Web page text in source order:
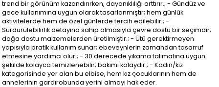
trend bir görünüm kazandırırken, dayanıklılığı arttırır.; - Gündüz ve
gece kullanımına uygun olarak tasarlanmıştır; hem günlük
aktivitelerde hem de özel günlerde tercih edilebilir.; -
Sürdürülebilirlik detayına sahip olmasıyla çevre dostu bir seçimdir;
doğa dostu malzemelerden üretilmiştir.; - Ütü gerektirmeyen
yapısıyla pratik kullanım sunar; ebeveynlerin zamandan tasarruf
etmesine yardımcı olur.; - 30 derecede yıkama talimatına uygun
şekilde kolayca temizlenebilir; bakımı kolaydır.; - Kadın/kız
kategorisinde yer alan bu elbise, hem kız çocuklarının hem de
annelerinin gardırobunda yerini almayı hak eder.